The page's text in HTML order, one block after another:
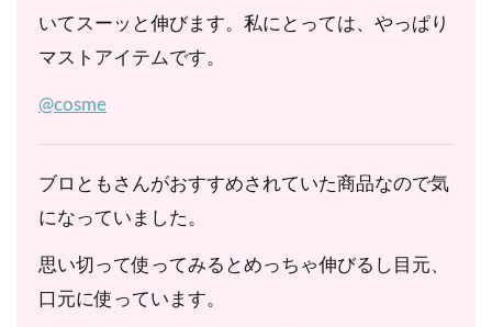
いてスーッと伸びます。私にとっては、やっぱり
マストアイテムです。
@cosme
ブロともさんがおすすめされていた商品なので気
になっていました。
思い切って使ってみるとめっちゃ伸びるし目元、
口元に使っています。